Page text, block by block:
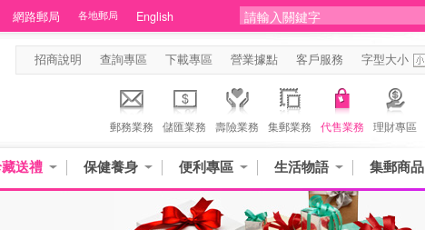
網路郵局 各地郵局 English
招商說明 查詢專區 下載專區 營業據點 客戶服務 字型大小
郵務業務 儲匯業務 壽險業務 集郵業務 代售業務 理財專區
送禮 保健養身 便利專區 生活物語 集郵商品